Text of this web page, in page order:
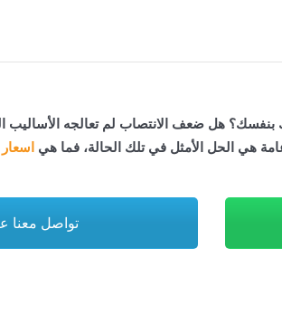
هل ضعف الانتصاب لم تعالجه الأساليب
هي الحل الأمثل في تلك الحالة، فما هي
تواصل معنا